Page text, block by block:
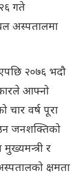
गते
अस्पतालमा
२०७६ भदौ
आफ्नो
चार वर्ष पूरा
जनशक्तिको
र
क्षमता